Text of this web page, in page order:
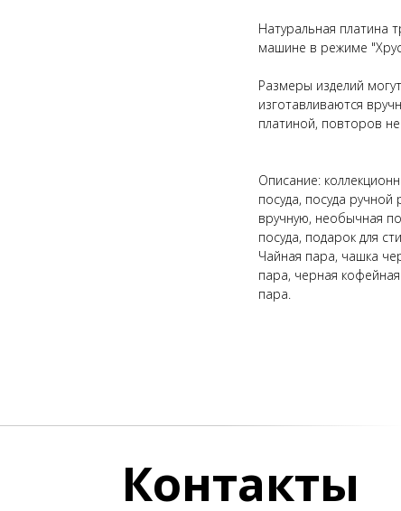
Натуральная платина
машине в режиме
Размеры изделий
изготавливаются
платиной, повторов
Описание:
посуда, посуда
вручную, необычная
посуда, подарок для
Чайная пара, чашка
пара, черная
пара.
Контакты